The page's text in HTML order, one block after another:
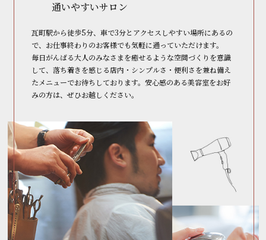
通いやすいサロン
瓦町駅から徒歩5分、車で3分とアクセスしやすい場所にあるの
で、お仕事終わりのお客様でも気軽に通っていただけます。
毎日がんばる大人のみなさまを癒せるような空間づくりを意識
して、落ち着きを感じる店内・シンプルさ・便利さを兼ね備え
たメニューでお待ちしております。安心感のある美容室をお好
みの方は、ぜひお越しください。